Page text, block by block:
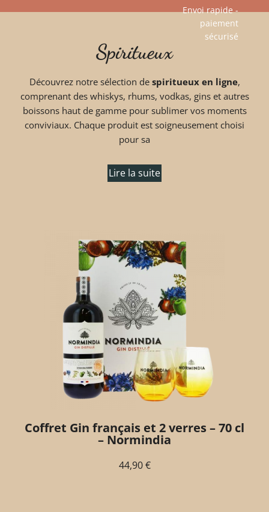
Envoi rapide -
paiement
sécurisé​
Spiritueux
Découvrez notre sélection de spiritueux en ligne,
comprenant des whiskys, rhums, vodkas, gins et autres
boissons haut de gamme pour sublimer vos moments
conviviaux. Chaque produit est soigneusement choisi
pour sa
Lire la suite
Coffret Gin français et 2 verres – 70 cl
– Normindia
44,90€